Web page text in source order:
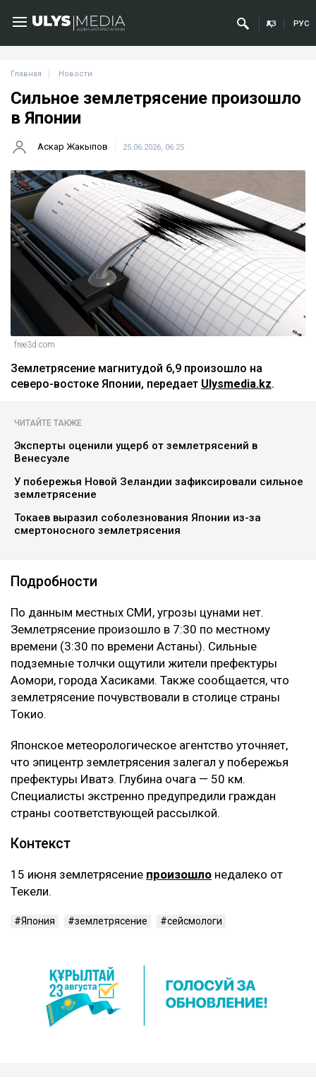
ҚАЗ РУС
Главная Новости
Сильное землетрясение произошло
в Японии
Аскар Жакыпов 25.06.2026, 06:25
free3d.com
Землетрясение магнитудой 6,9 произошло на
северо-востоке Японии, передает Ulysmedia.kz.
ЧИТАЙТЕ ТАКЖЕ
Эксперты оценили ущерб от землетрясений в
Венесуэле
У побережья Новой Зеландии зафиксировали сильное
землетрясение
Токаев выразил соболезнования Японии из-за
смертоносного землетрясения
Подробности
‎По данным местных СМИ, угрозы цунами нет.
Землетрясение произошло в 7:30 по местному
времени (3:30 по времени Астаны). Сильные
подземные толчки ощутили жители префектуры
Аомори, города Хасиками. Также сообщается, что
землетрясение почувствовали в столице страны
Токио.
‎Японское метеорологическое агентство уточняет,
что эпицентр землетрясения залегал у побережья
префектуры Иватэ. Глубина очага — 50 км.
Специалисты экстренно предупредили граждан
страны соответствующей рассылкой.
‎Контекст
‎15 июня землетрясение произошло недалеко от
Текели.
Япония землетрясение сейсмологи